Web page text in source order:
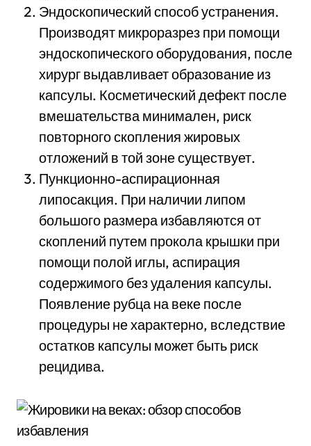
Эндоскопический способ устранения.
Производят микроразрез при помощи
эндоскопического оборудования, после
хирург выдавливает образование из
капсулы. Косметический дефект после
вмешательства минимален, риск
повторного скопления жировых
отложений в той зоне существует.
Пункционно-аспирационная
липосакция. При наличии липом
большого размера избавляются от
скоплений путем прокола крышки при
помощи полой иглы, аспирация
содержимого без удаления капсулы.
Появление рубца на веке после
процедуры не характерно, вследствие
остатков капсулы может быть риск
рецидива.